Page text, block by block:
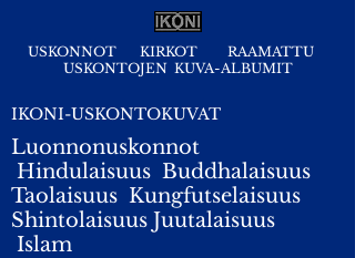
USKONNOT KIRKOT
RAAMATTU
USKONTOJEN KUVA-ALBUMIT
IKONI-USKONTOKUVAT
Luonnonuskonnot
Hindulaisuus Buddhalaisuus
Taolaisuus Kungfutselaisuus
Shintolaisuus Juutalaisuus
Islam